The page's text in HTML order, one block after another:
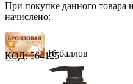
При покупке данного товара
начислено:
16 баллов
24 балла
КОД: 564125